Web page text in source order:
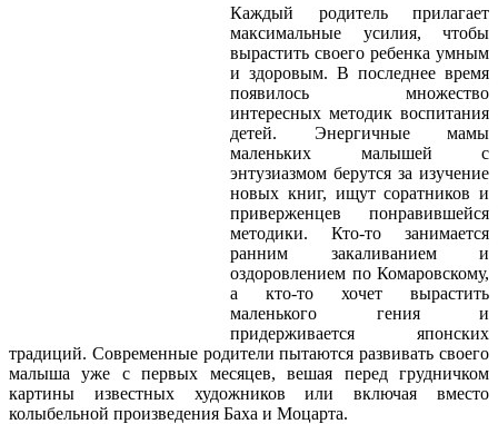
Каждый родитель прилагает
максимальные усилия, чтобы
вырастить своего ребенка умным
и здоровым. В последнее время
появилось множество
интересных методик воспитания
детей. Энергичные мамы
маленьких малышей с
энтузиазмом берутся за изучение
новых книг, ищут соратников и
приверженцев понравившейся
методики. Кто-то занимается
ранним закаливанием и
оздоровлением по Комаровскому,
а кто-то хочет вырастить
маленького гения и
придерживается японских
традиций. Современные родители пытаются развивать своего
малыша уже с первых месяцев, вешая перед грудничком
картины известных художников или включая вместо
колыбельной произведения Баха и Моцарта.